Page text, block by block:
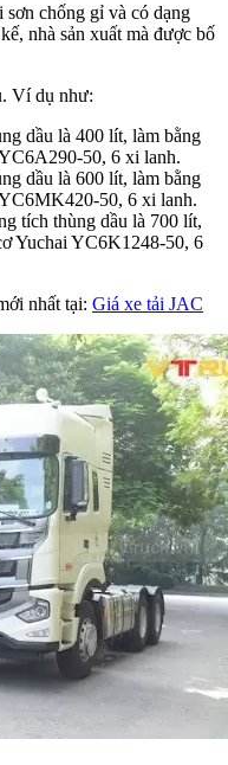
chống gỉ và có dạng
nhà sản xuất mà được bố
Ví dụ như:
dầu là 400 lít, làm bằng
50, 6 xi lanh.
dầu là 600 lít, làm bằng
50, 6 xi lanh.
tích thùng dầu là 700 lít,
Yuchai YC6K1248-50, 6
nhất tại: Giá xe tải JAC